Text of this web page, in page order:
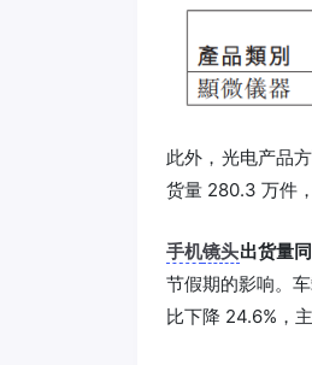
此外，光电产品方
货量 280.3 万件
手机镜头出货量
节假期的影响。
比下降 24.6%，